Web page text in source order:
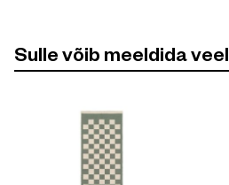
Sulle võib meeldida veel